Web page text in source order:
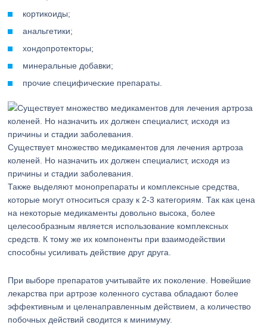
кортикоиды;
анальгетики;
хондопротекторы;
минеральные добавки;
прочие специфические препараты.
Существует множество медикаментов для лечения артроза
коленей. Но назначить их должен специалист, исходя из
причины и стадии заболевания.
Также выделяют монопрепараты и комплексные средства,
которые могут относиться сразу к 2-3 категориям. Так как цена
на некоторые медикаменты довольно высока, более
целесообразным является использование комплексных
средств. К тому же их компоненты при взаимодействии
способны усиливать действие друг друга.
При выборе препаратов учитывайте их поколение. Новейшие
лекарства при артрозе коленного сустава обладают более
эффективным и целенаправленным действием, а количество
побочных действий сводится к минимуму.